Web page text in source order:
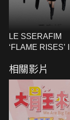
LE SSERAFIM
‘FLAME RISES’
相關影片